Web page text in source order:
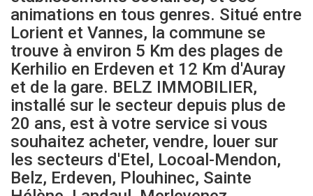
animations en tous genres. Situé entre
Lorient et Vannes, la commune se
trouve à environ 5 Km des plages de
Kerhilio en Erdeven et 12 Km d'Auray
et de la gare. BELZ IMMOBILIER,
installé sur le secteur depuis plus de
20 ans, est à votre service si vous
souhaitez acheter, vendre, louer sur
les secteurs d'Etel, Locoal-Mendon,
Belz, Erdeven, Plouhinec, Sainte